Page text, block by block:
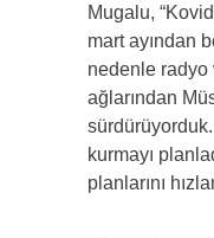
Mugalu,
mart ayından
nedenle radyo
ağlarından
sürdürüyorduk.
kurmayı
planlarını